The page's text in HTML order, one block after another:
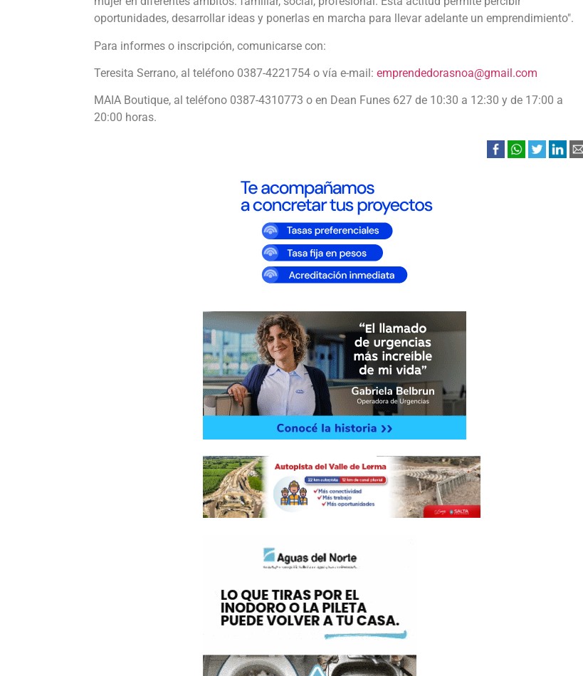
oportunidades, desarrollar ideas y ponerlas en marcha para llevar adelante un emprendimiento".
Para informes o inscripción, comunicarse con:
Teresita Serrano, al teléfono 0387-4221754 o vía e-mail: emprendedorasnoa@gmail.com
MAIA Boutique, al teléfono 0387-4310773 o en Dean Funes 627 de 10:30 a 12:30 y de 17:00 a
20:00 horas.